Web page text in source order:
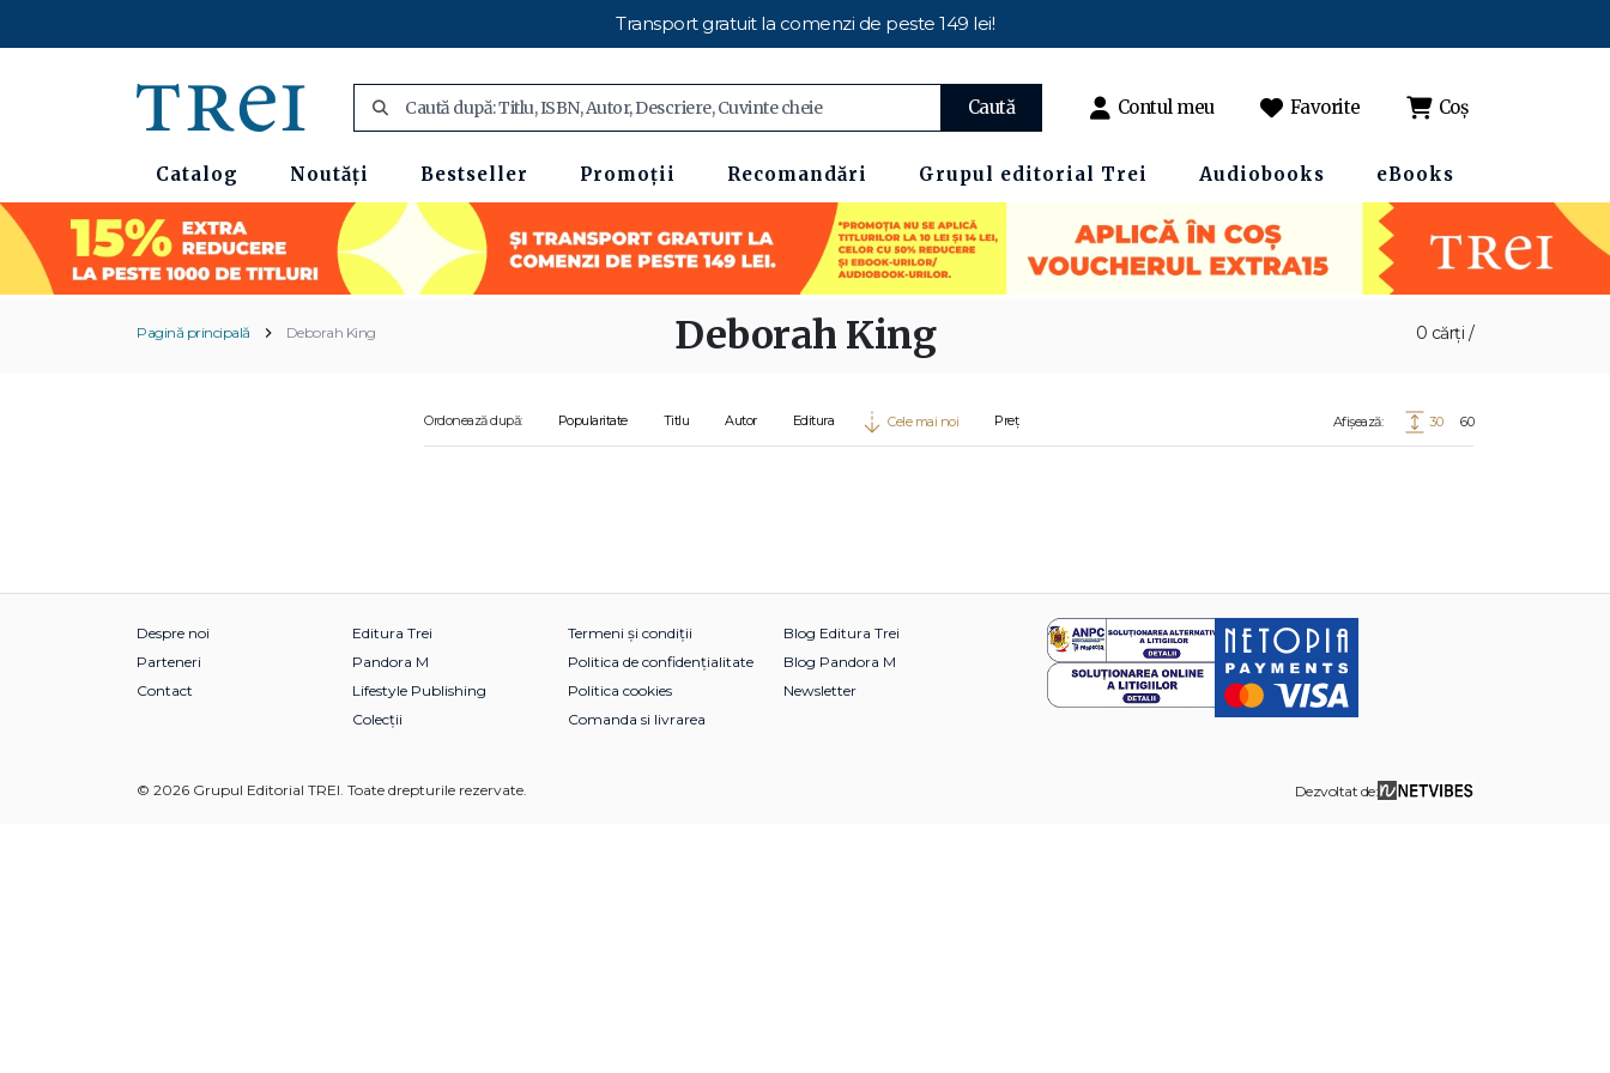
Transport gratuit la comenzi de peste 149 lei!
Caută Contul meu Favorite Coș
Catalog Noutăți Bestseller Promoții Recomandări Grupul editorial Trei Audiobooks eBooks
Pagină principală Deborah King 0 cărți /
Deborah King
Ordonează după: Popularitate Titlu Autor Editura Cele mai noi Preț Afișează: 30 60
Despre noi
Parteneri
Contact
Editura Trei
Pandora M
Lifestyle Publishing
Colecții
Termeni și condiții
Politica de confidențialitate
Politica cookies
Comanda si livrarea
Blog Editura Trei
Blog Pandora M
Newsletter
© 2026 Grupul Editorial TREI. Toate drepturile rezervate. Dezvoltat de: